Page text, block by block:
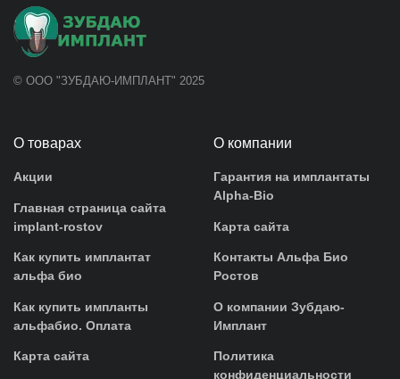
© ООО "ЗУБДАЮ-ИМПЛАНТ" 2025
О товарах
Акции
Главная страница сайта
implant-rostov
Как купить имплантат
альфа био
Как купить импланты
альфабио. Оплата
Карта сайта
О компании
Гарантия на имплантаты
Alpha-Bio
Карта сайта
Контакты Альфа Био
Ростов
О компании Зубдаю-
Имплант
Политика
конфиденциальности